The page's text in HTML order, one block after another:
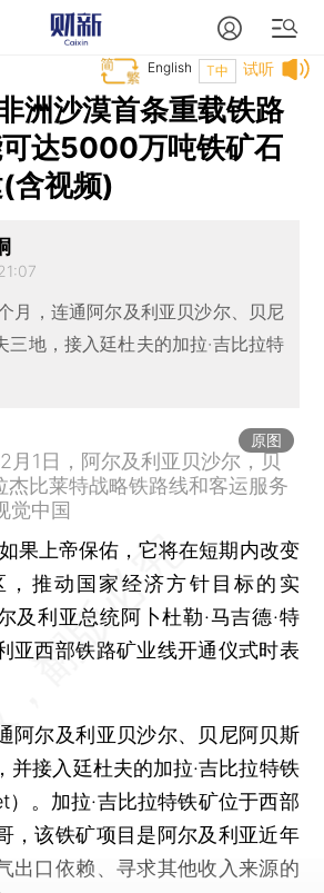
试听
T中
English
洲沙漠首条重载铁路
达5000万吨铁矿石
(含视频)
月，连通阿尔及利亚贝沙尔、贝尼
三地，接入廷杜夫的加拉·吉比拉特
原图
月1日，阿尔及利亚贝沙尔，贝
比莱特战略铁路线和客运服务
觉中国
果上帝保佑，它将在短期内改变
，推动国家经济方针目标的实
及利亚总统阿卜杜勒·马吉德·特
亚西部铁路矿业线开通仪式时表
尔及利亚贝沙尔、贝尼阿贝斯
并接入廷杜夫的加拉·吉比拉特铁
）。加拉·吉比拉特铁矿位于西部
，该铁矿项目是阿尔及利亚近年
出口依赖、寻求其他收入来源的